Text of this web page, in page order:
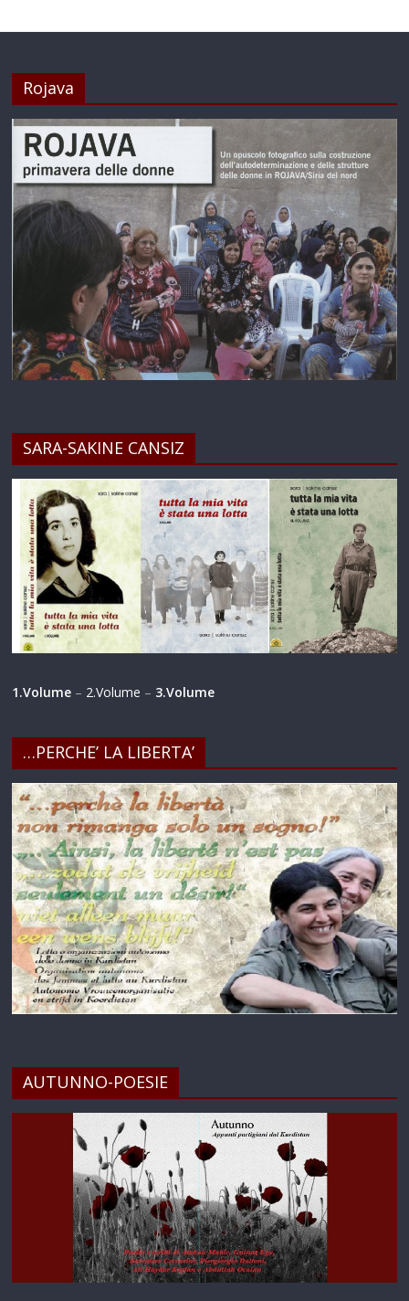
Rojava
SARA-SAKINE CANSIZ
1.Volume – 2.Volume – 3.Volume
…PERCHE’ LA LIBERTA’
AUTUNNO-POESIE